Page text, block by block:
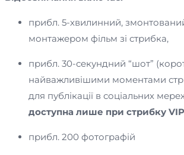
прибл. 5-хвилинний,
монтажером фільм зі стрибка,
прибл. 30-секундний “шот”
найважливішими моментами
для публікації в соціальних
доступна лише при стрибку
прибл. 200 фотографій